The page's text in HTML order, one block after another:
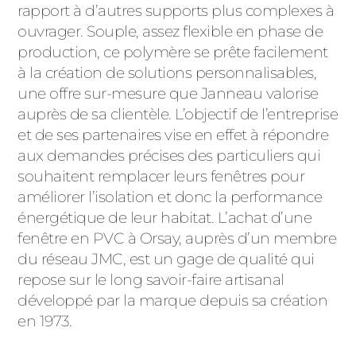
rapport à d’autres supports plus complexes à
ouvrager. Souple, assez flexible en phase de
production, ce polymère se prête facilement
à la création de solutions personnalisables,
une offre sur-mesure que Janneau valorise
auprès de sa clientèle. L’objectif de l’entreprise
et de ses partenaires vise en effet à répondre
aux demandes précises des particuliers qui
souhaitent remplacer leurs fenêtres pour
améliorer l’isolation et donc la performance
énergétique de leur habitat. L’achat d’une
fenêtre en PVC à Orsay, auprès d’un membre
du réseau JMC, est un gage de qualité qui
repose sur le long savoir-faire artisanal
développé par la marque depuis sa création
en 1973.